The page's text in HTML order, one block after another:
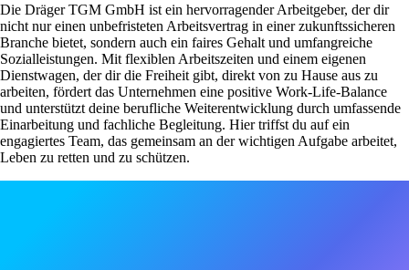
Die Dräger TGM GmbH ist ein hervorragender Arbeitgeber, der dir
nicht nur einen unbefristeten Arbeitsvertrag in einer zukunftssicheren
Branche bietet, sondern auch ein faires Gehalt und umfangreiche
Sozialleistungen. Mit flexiblen Arbeitszeiten und einem eigenen
Dienstwagen, der dir die Freiheit gibt, direkt von zu Hause aus zu
arbeiten, fördert das Unternehmen eine positive Work-Life-Balance
und unterstützt deine berufliche Weiterentwicklung durch umfassende
Einarbeitung und fachliche Begleitung. Hier triffst du auf ein
engagiertes Team, das gemeinsam an der wichtigen Aufgabe arbeitet,
Leben zu retten und zu schützen.